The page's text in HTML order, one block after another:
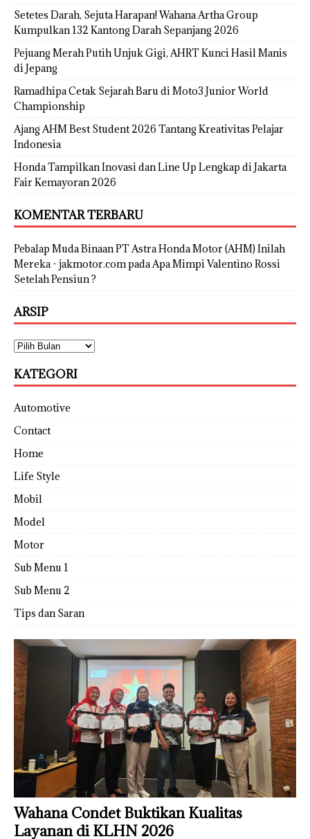
Setetes Darah, Sejuta Harapan! Wahana Artha Group
Kumpulkan 132 Kantong Darah Sepanjang 2026
Pejuang Merah Putih Unjuk Gigi, AHRT Kunci Hasil Manis
di Jepang
Ramadhipa Cetak Sejarah Baru di Moto3 Junior World
Championship
Ajang AHM Best Student 2026 Tantang Kreativitas Pelajar
Indonesia
Honda Tampilkan Inovasi dan Line Up Lengkap di Jakarta
Fair Kemayoran 2026
KOMENTAR TERBARU
Pebalap Muda Binaan PT Astra Honda Motor (AHM) Inilah
Mereka - jakmotor.compada Apa Mimpi Valentino Rossi
Setelah Pensiun ?
ARSIP
KATEGORI
Automotive
Contact
Home
Life Style
Mobil
Model
Motor
Sub Menu 1
Sub Menu 2
Tips dan Saran
Wahana Condet Buktikan Kualitas
Layanan di KLHN 2026